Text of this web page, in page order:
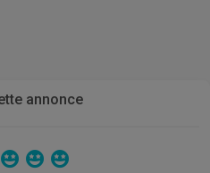
annonce